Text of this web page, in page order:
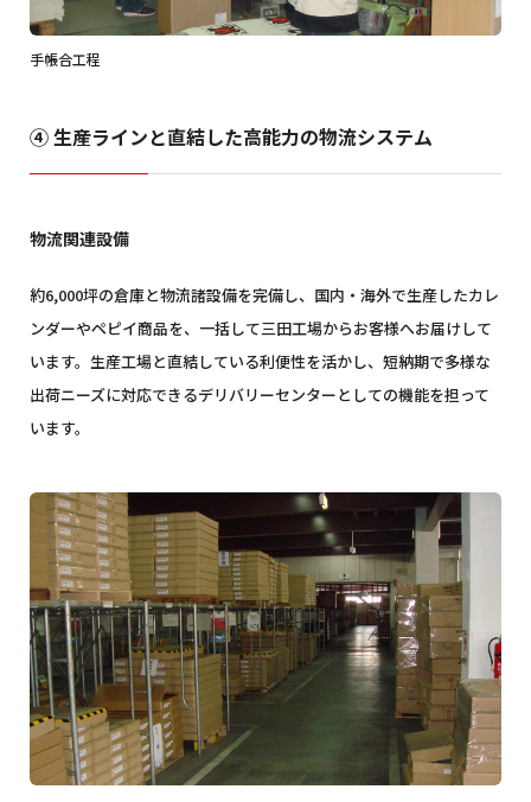
手帳合工程
④ 生産ラインと直結した高能力の物流システム
物流関連設備
約6,000坪の倉庫と物流諸設備を完備し、国内・海外で生産したカレ
ンダーやペピイ商品を、一括して三田工場からお客様へお届けして
います。生産工場と直結している利便性を活かし、短納期で多様な
出荷ニーズに対応できるデリバリーセンターとしての機能を担って
います。